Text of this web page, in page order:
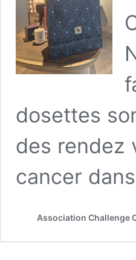
dosettes
des rendez
cancer
Association Challenge